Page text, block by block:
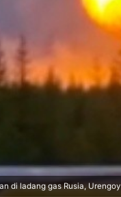
di ladang gas Rusia, Urengoy